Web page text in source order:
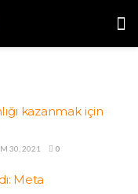
kazanmak için
30, 2021 0
Meta